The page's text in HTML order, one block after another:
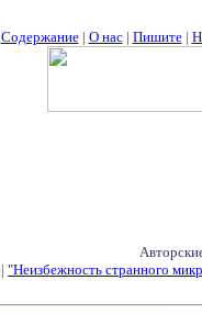
Содержание| О нас| Пишите|
| "Неизбежность странного